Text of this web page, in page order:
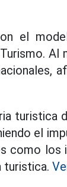
el
Al
turistica
el
como los
turistica.